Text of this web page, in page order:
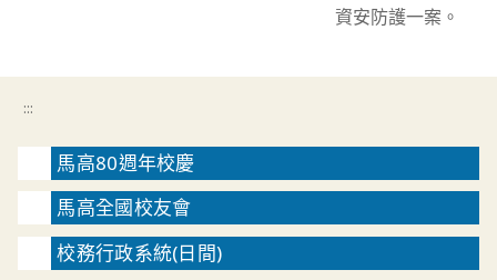
資安防護一案。
:::
馬高80週年校慶
馬高全國校友會
校務行政系統(日間)